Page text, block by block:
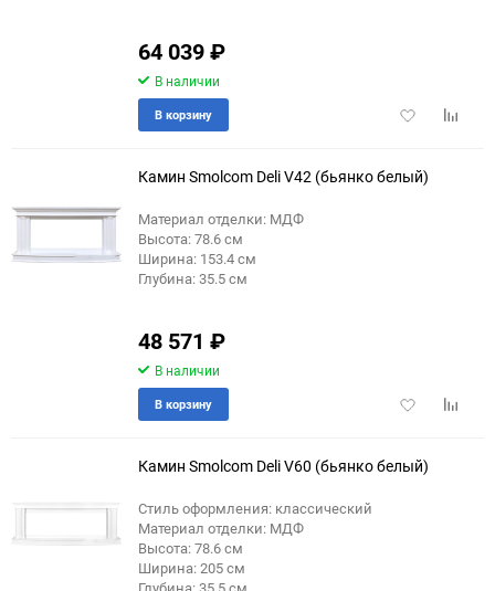
64 039₽
В наличии
Добавить
В корзину
Камин Smolcom Deli V42 (бьянко белый)
Материал отделки: МДФ
Высота: 78.6 см
Ширина: 153.4 см
Глубина: 35.5 см
48 571 ₽
В наличии
Добавить
В корзину
Камин Smolcom Deli V60 (бьянко белый)
Стиль оформления: классический
Материал отделки: МДФ
Высота: 78.6 см
Ширина: 205 см